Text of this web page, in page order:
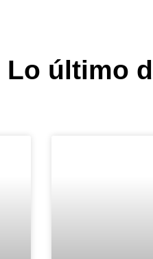
Lo último